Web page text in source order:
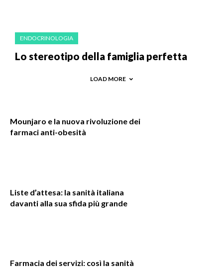
ENDOCRINOLOGIA
Lo stereotipo della famiglia perfetta
LOAD MORE
Mounjaro e la nuova rivoluzione dei
farmaci anti-obesità
Liste d’attesa: la sanità italiana
davanti alla sua sfida più grande
Farmacia dei servizi: così la sanità